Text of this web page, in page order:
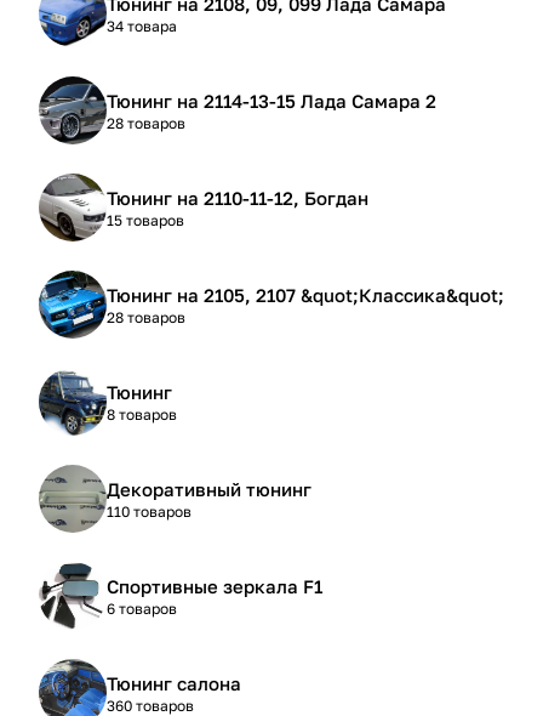
34 товара
Тюнинг на 2114-13-15 Лада Самара 2
28 товаров
Тюнинг на 2110-11-12, Богдан
15 товаров
Тюнинг на 2105, 2107 &quot;Классика&quot;
28 товаров
Тюнинг
8 товаров
Декоративный тюнинг
110 товаров
Спортивные зеркала F1
6 товаров
Тюнинг салона
360 товаров